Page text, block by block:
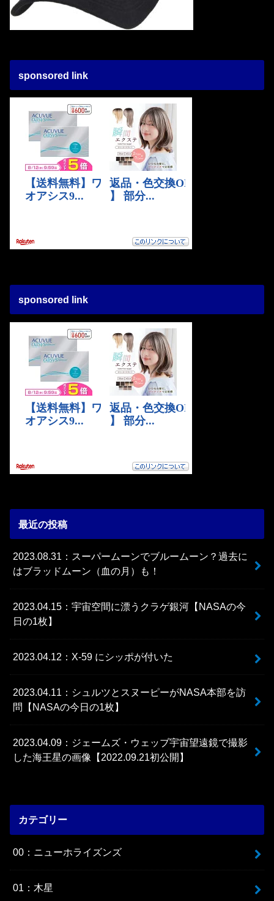
sponsored link
sponsored link
最近の投稿
2023.08.31：スーパームーンでブルームーン？過去に
はブラッドムーン（血の月）も！
2023.04.15：宇宙空間に漂うクラゲ銀河【NASAの今
日の1枚】
2023.04.12：X-59 にシッポが付いた
2023.04.11：シュルツとスヌーピーがNASA本部を訪
問【NASAの今日の1枚】
2023.04.09：ジェームズ・ウェッブ宇宙望遠鏡で撮影
した海王星の画像【2022.09.21初公開】
カテゴリー
00：ニューホライズンズ
01：木星